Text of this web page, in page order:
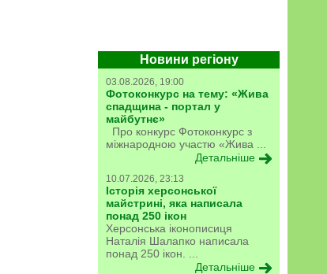
Новини регіону
03.08.2026, 19:00
Фотоконкурс на тему: «Жива
спадщина - портал у
майбутнє»
Про конкурс Фотоконкурс з
міжнародною участю «Жива ...
Детальніше
10.07.2026, 23:13
Історія херсонської
майстрині, яка написала
понад 250 ікон
Херсонська іконописиця
Наталія Шалапко написала
понад 250 ікон. ...
Детальніше